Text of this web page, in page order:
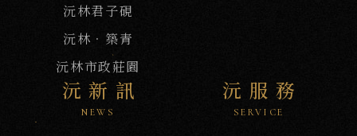
沅林君子硯
沅林．築青
沅林市政莊園
沅新訊
NEWS
沅服務
SERVICE